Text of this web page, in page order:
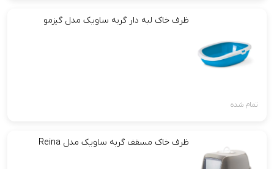
ظرف خاک لبه دار گربه ساویک مدل گیزمو
تمام شده
ظرف خاک مسقف گربه ساویک مدل Reina